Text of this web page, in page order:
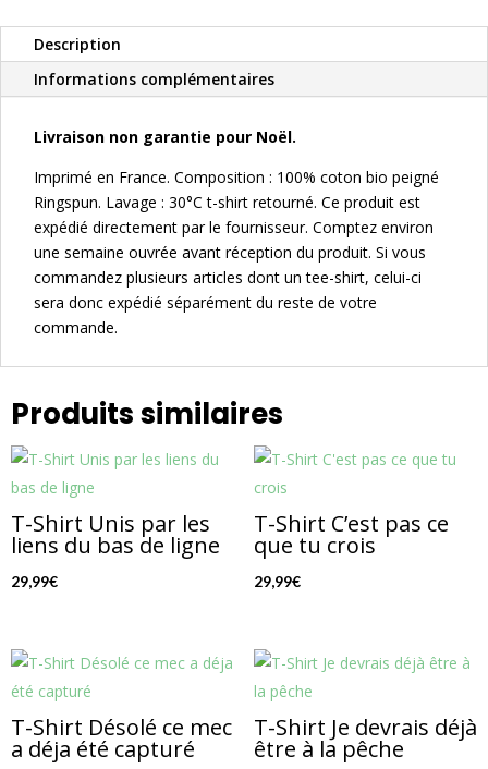
qu'une
seule
chose
Description
Informations complémentaires
Livraison non garantie pour Noël.
Imprimé en France. Composition : 100% coton bio peigné
Ringspun. Lavage : 30°C t-shirt retourné. Ce produit est
expédié directement par le fournisseur. Comptez environ
une semaine ouvrée avant réception du produit. Si vous
commandez plusieurs articles dont un tee-shirt, celui-ci
sera donc expédié séparément du reste de votre
commande.
Produits similaires
T-Shirt Unis par les
liens du bas de ligne
29,99€
T-Shirt C’est pas ce
que tu crois
29,99€
T-Shirt Désolé ce mec
a déja été capturé
T-Shirt Je devrais déjà
être à la pêche